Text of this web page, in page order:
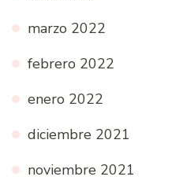
marzo 2022
febrero 2022
enero 2022
diciembre 2021
noviembre 2021